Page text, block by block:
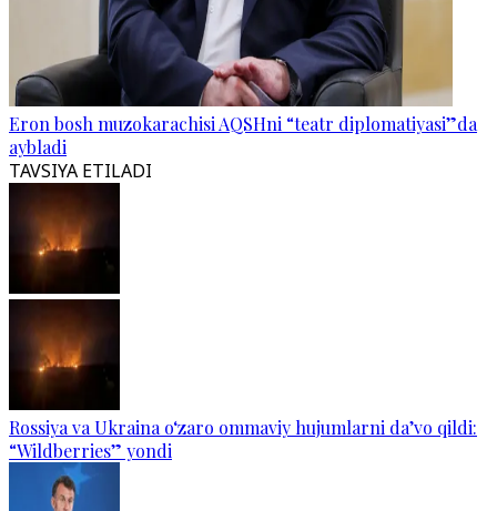
Eron bosh muzokarachisi AQSHni “teatr diplomatiyasi”da
aybladi
TAVSIYA ETILADI
Rossiya va Ukraina o‘zaro ommaviy hujumlarni da’vo qildi:
“Wildberries” yondi